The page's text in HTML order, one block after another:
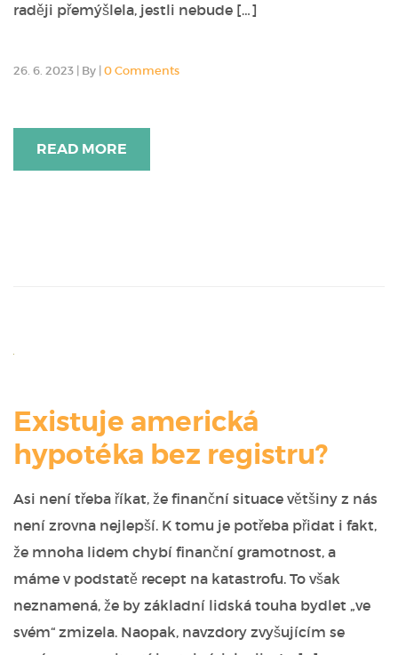
raději přemýšlela, jestli nebude […]
26. 6. 2023 | By | 0 Comments
READ MORE
Existuje americká
hypotéka bez registru?
Asi není třeba říkat, že finanční situace většiny z nás
není zrovna nejlepší. K tomu je potřeba přidat i fakt,
že mnoha lidem chybí finanční gramotnost, a
máme v podstatě recept na katastrofu. To však
neznamená, že by základní lidská touha bydlet „ve
svém“ zmizela. Naopak, navzdory zvyšujícím se